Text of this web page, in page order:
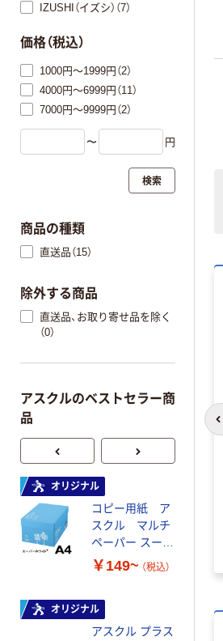
ラシ
セット
スチールウール（業務用ポ
ンド巻） ボンスター
￥1,169~ （税込）
IZUSHI（イズシ）（7）
価格（税込）
1000円～1999円（2）
4000円～6999円（11）
7000円～9999円（2）
〜 円
検索
商品の種類
直送品（15）
除外する商品
直送品、お取り寄せ品を除く
（0）
アスクルのベストセラー商
品
オリジナル
コピー用紙 ア
スクル マルチ
ペーパー スーパ
ーホワイト+
￥149~ （税込）
オリジナル
アスクル プラス